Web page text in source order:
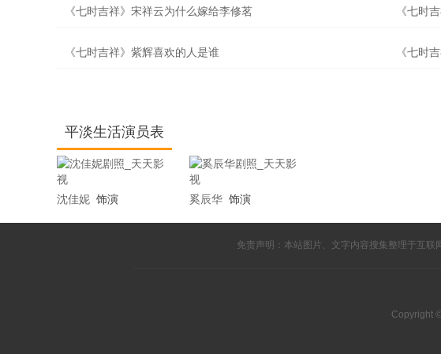
《七时吉祥》宋祥云为什么嫁给李修茗 《七时
《七时吉祥》紫辉喜欢的人是谁 《七时
平淡生活演员表
沈佳妮 饰演 奚辰华饰演
免责声明：本站图片、文字内容搜集整理于互
Copyright